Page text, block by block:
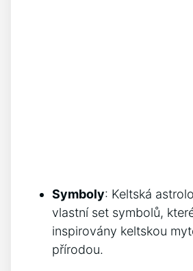
Symboly: Keltská
vlastní set symbolů,
inspirovány keltskou
přírodou.